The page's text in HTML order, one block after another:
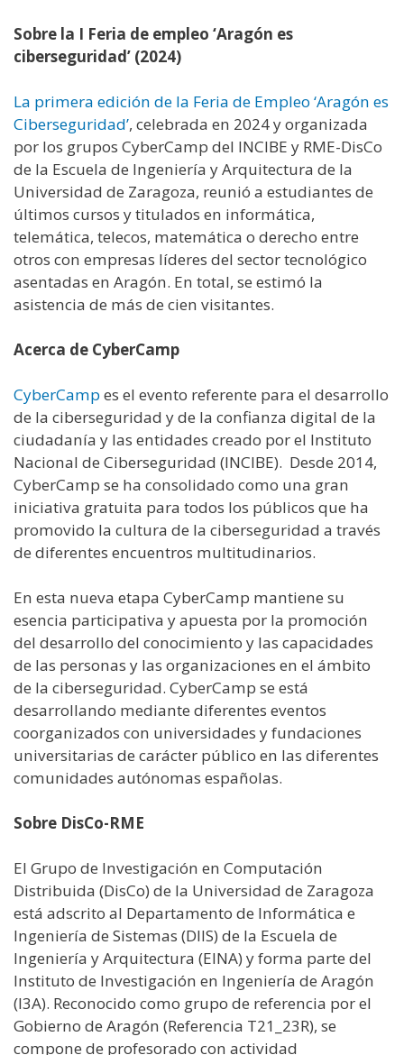
Sobre la I Feria de empleo ‘Aragón es
ciberseguridad’ (2024)
La primera edición de la Feria de Empleo ‘Aragón es
Ciberseguridad’, celebrada en 2024 y organizada
por los grupos CyberCamp del INCIBE y RME-DisCo
de la Escuela de Ingeniería y Arquitectura de la
Universidad de Zaragoza, reunió a estudiantes de
últimos cursos y titulados en informática,
telemática, telecos, matemática o derecho entre
otros con empresas líderes del sector tecnológico
asentadas en Aragón. En total, se estimó la
asistencia de más de cien visitantes.
Acerca de CyberCamp
CyberCampes el evento referente para el desarrollo
de la ciberseguridad y de la confianza digital de la
ciudadanía y las entidades creado por el Instituto
Nacional de Ciberseguridad (INCIBE). Desde 2014,
CyberCamp se ha consolidado como una gran
iniciativa gratuita para todos los públicos que ha
promovido la cultura de la ciberseguridad a través
de diferentes encuentros multitudinarios.
En esta nueva etapa CyberCamp mantiene su
esencia participativa y apuesta por la promoción
del desarrollo del conocimiento y las capacidades
de las personas y las organizaciones en el ámbito
de la ciberseguridad. CyberCamp se está
desarrollando mediante diferentes eventos
coorganizados con universidades y fundaciones
universitarias de carácter público en las diferentes
comunidades autónomas españolas.
Sobre DisCo-RME
El Grupo de Investigación en Computación
Distribuida (DisCo) de la Universidad de Zaragoza
está adscrito al Departamento de Informática e
Ingeniería de Sistemas (DIIS) de la Escuela de
Ingeniería y Arquitectura (EINA) y forma parte del
Instituto de Investigación en Ingeniería de Aragón
(I3A). Reconocido como grupo de referencia por el
Gobierno de Aragón (Referencia T21_23R), se
compone de profesorado con actividad